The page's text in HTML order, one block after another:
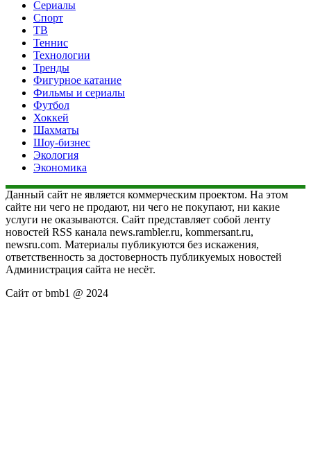
Сериалы
Спорт
ТВ
Теннис
Технологии
Тренды
Фигурное катание
Фильмы и сериалы
Футбол
Хоккей
Шахматы
Шоу-бизнес
Экология
Экономика
Данный сайт не является коммерческим проектом. На этом
сайте ни чего не продают, ни чего не покупают, ни какие
услуги не оказываются. Сайт представляет собой ленту
новостей RSS канала news.rambler.ru, kommersant.ru,
newsru.com. Материалы публикуются без искажения,
ответственность за достоверность публикуемых новостей
Администрация сайта не несёт.
Сайт от bmb1 @ 2024